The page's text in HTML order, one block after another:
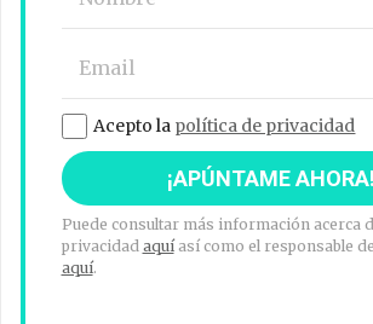
Acepto la política de privacidad
Puede consultar más información acerca
privacidad aquíasí como el responsable
aquí.